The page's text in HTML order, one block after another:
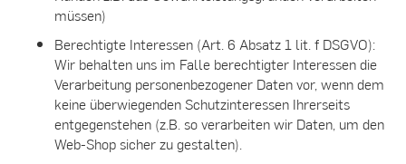
müssen)
Berechtigte Interessen (Art. 6 Absatz 1 lit. f DSGVO):
Wir behalten uns im Falle berechtigter Interessen die
Verarbeitung personenbezogener Daten vor, wenn dem
keine überwiegenden Schutzinteressen Ihrerseits
entgegenstehen (z.B. so verarbeiten wir Daten, um den
Web-Shop sicher zu gestalten).